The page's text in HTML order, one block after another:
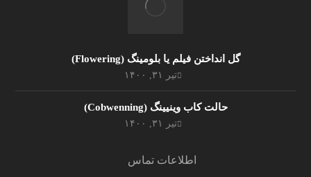
گل انداختن فیلم یا بلومینگ (Flowering)
تیر ۳۱, ۱۴۰۰
حالت کاب وینیینگ (Cobwenning)
تیر ۳۱, ۱۴۰۰
اطلاعات تماس